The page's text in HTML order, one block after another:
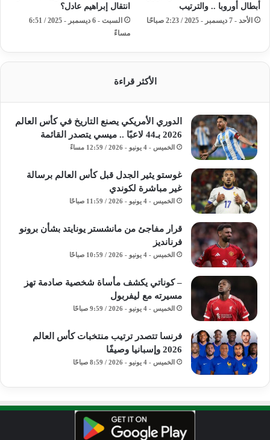
أبطال أوروبا .. والترتيب
الأحد - 7 ديسمبر - 2025 / 2:23 صباحًا
انتقال إبراهيم عادل؟
السبت - 6 ديسمبر - 2025 / 6:51
مساءً
الأكثر قراءة
الدوري الأمريكي يصنع التاريخ في كأس العالم
2026 بـ44 لاعبًا .. ميسي يتصدر القائمة
الخميس - 4 يونيو - 2026 / 12:59 مساءً
غوستو يثير الجدل قبل كأس العالم برسالة
غير مباشرة لكوندي
الخميس - 4 يونيو - 2026 / 11:59 صباحًا
قرار مفاجئ من مانشستر يونايتد بشأن برونو
فرنانديز
الخميس - 4 يونيو - 2026 / 10:59 صباحًا
– كوناتي يكشف مأساة شخصية صادمة تهز
مسيرته مع ليفربول
الخميس - 4 يونيو - 2026 / 9:59 صباحًا
فرنسا تتصدر ترتيب منتخبات كأس العالم
2026 وإسبانيا وصيفًا
الخميس - 4 يونيو - 2026 / 8:59 صباحًا